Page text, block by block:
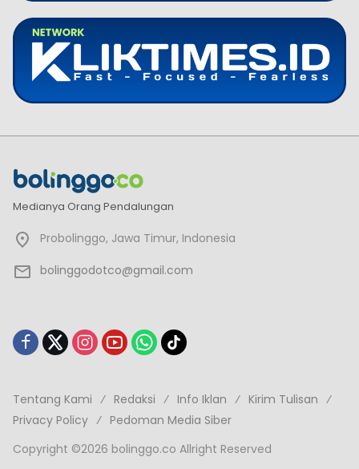
Medianya Orang Pendalungan
Probolinggo, Jawa Timur, Indonesia
bolinggodotco@gmail.com
Tentang Kami Redaksi Info Iklan
Kirim Tulisan
Privacy Policy
Pedoman Media Siber
Copyright ©2026 bolinggo.co Allright Reserved